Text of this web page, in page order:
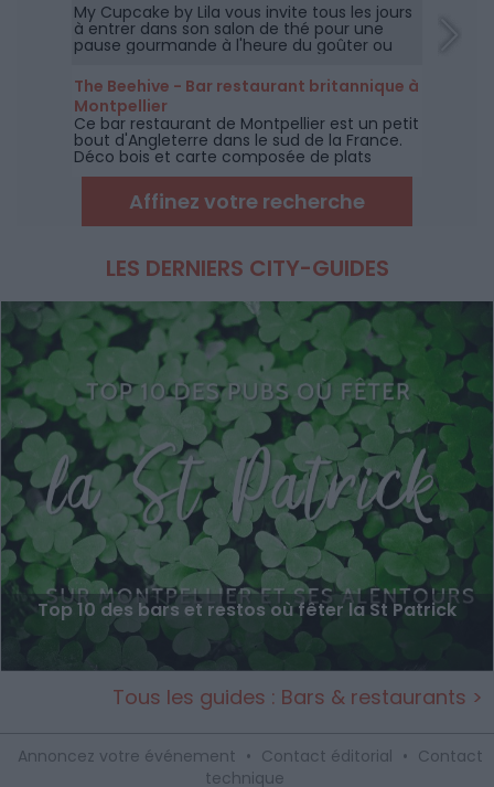
My Cupcake by Lila vous invite tous les jours
à entrer dans son salon de thé pour une
pause gourmande à l'heure du goûter ou
The Beehive - Bar restaurant britannique à
Montpellier
Ce bar restaurant de Montpellier est un petit
bout d'Angleterre dans le sud de la France.
Déco bois et carte composée de plats
typiquement anglais, on y vient aussi pour
l'accueil chaleureux et la convivialité du
personnel.Affinez votre recherche
LES DERNIERS CITY-GUIDES
Top 10 des bars et restos où fêter la St Patrick
Tous les guides : Bars & restaurants >
Annoncez votre événement • Contact éditorial • Contact
technique